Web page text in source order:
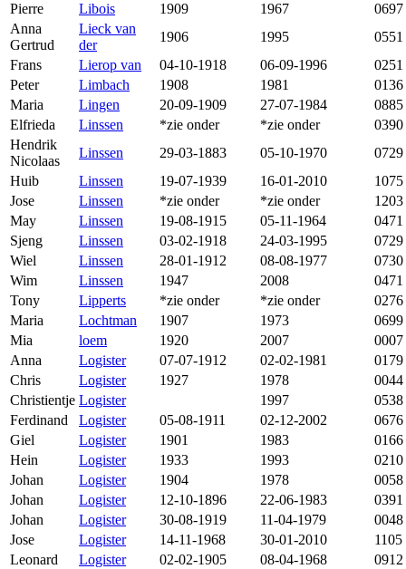
Pierre
Libois 1909 1967
0697
Anna
Gertrud
Lieck van
der
1906 1995
0551
Frans
Lierop van 04-10-1918 06-09-1996
0251
Peter
Limbach 1908 1981
0136
Maria
Lingen 20-09-1909 27-07-1984
0885
Elfrieda
Linssen *zie onder *zie onder
0390
Hendrik
Nicolaas
Linssen 29-03-1883 05-10-1970
0729
Huib
Linssen 19-07-1939 16-01-2010
1075
Jose
Linssen *zie onder *zie onder
1203
May
Linssen 19-08-1915 05-11-1964
0471
Sjeng
Linssen 03-02-1918 24-03-1995
0729
Wiel
Linssen 28-01-1912 08-08-1977
0730
Wim
Linssen 1947 2008
0471
Tony
Lipperts *zie onder *zie onder
0276
Maria
Lochtman 1907 1973
0699
Mia
loem 1920 2007
0007
Anna
Logister 07-07-1912 02-02-1981
0179
Chris
Logister 1927 1978
0044
Christientje Logister 1997
0538
Ferdinand
Logister 05-08-1911 02-12-2002
0676
Giel
Logister 1901 1983
0166
Hein
Logister 1933 1993
0210
Johan
Logister 1904 1978
0058
Johan
Logister 12-10-1896 22-06-1983
0391
Johan
Logister 30-08-1919 11-04-1979
0048
Jose
Logister 14-11-1968 30-01-2010
1105
Leonard
Logister 02-02-1905 08-04-1968
0912